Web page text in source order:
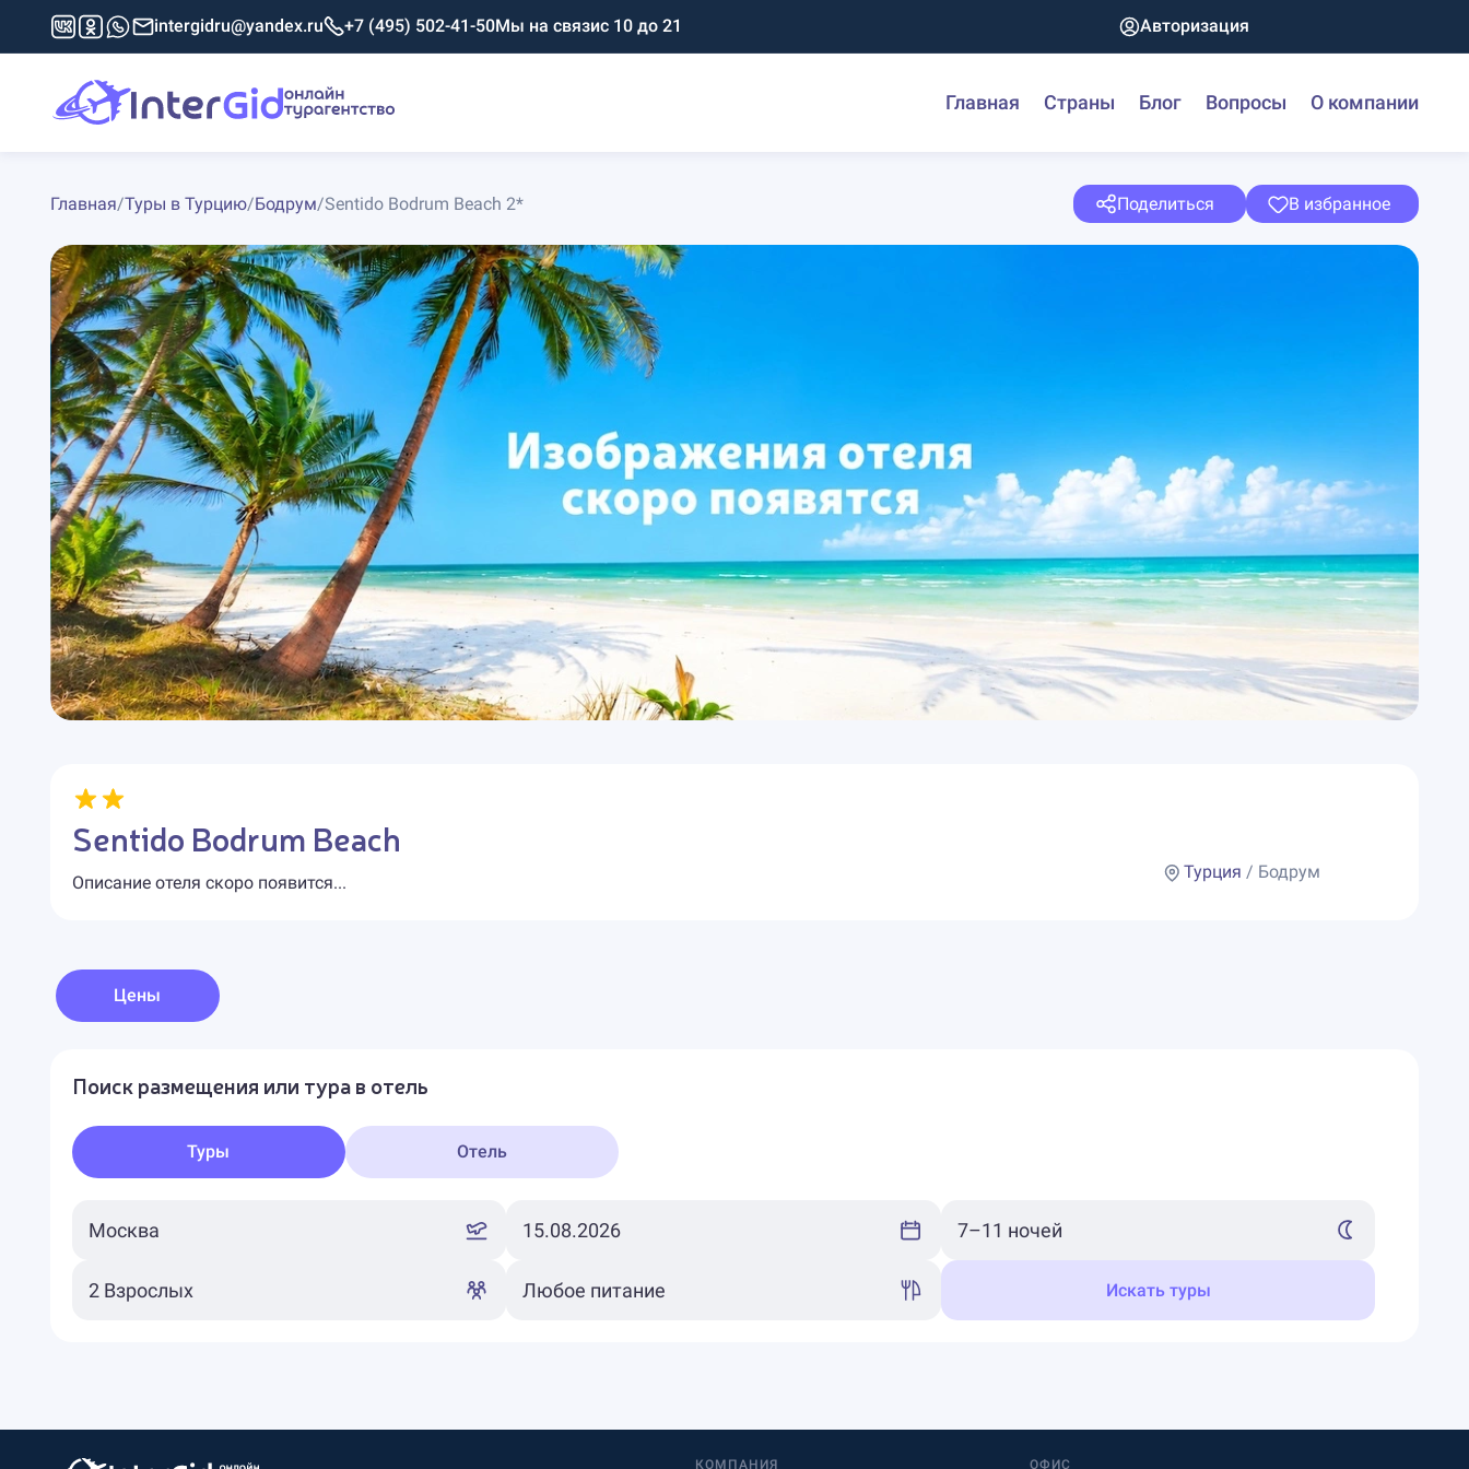
intergidru@yandex.ru +7 (495) 502-41-50Мы на связис 10 до 21 Авторизация
Главная Страны Блог Вопросы О компании
Главная/Туры в Турцию/Бодрум/Sentido Bodrum Beach 2* Поделиться В избранное
Sentido Bodrum Beach
Описание отеля скоро появится...
Турция / Бодрум
Цены
Поиск размещения или тура в отель
Туры Отель
Искать туры
КОМПАНИЯ ОФИС